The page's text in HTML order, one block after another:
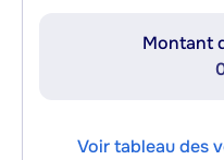
Montant
Voir tableau des